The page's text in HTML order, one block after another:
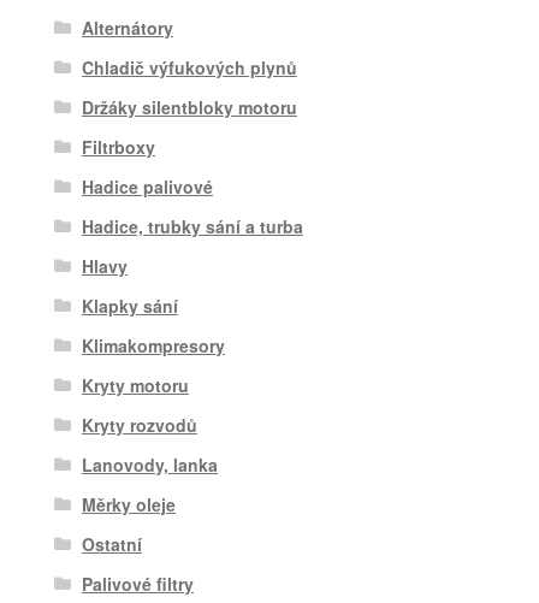
Alternátory
Chladič výfukových plynů
Držáky silentbloky motoru
Filtrboxy
Hadice palivové
Hadice, trubky sání a turba
Hlavy
Klapky sání
Klimakompresory
Kryty motoru
Kryty rozvodů
Lanovody, lanka
Měrky oleje
Ostatní
Palivové filtry